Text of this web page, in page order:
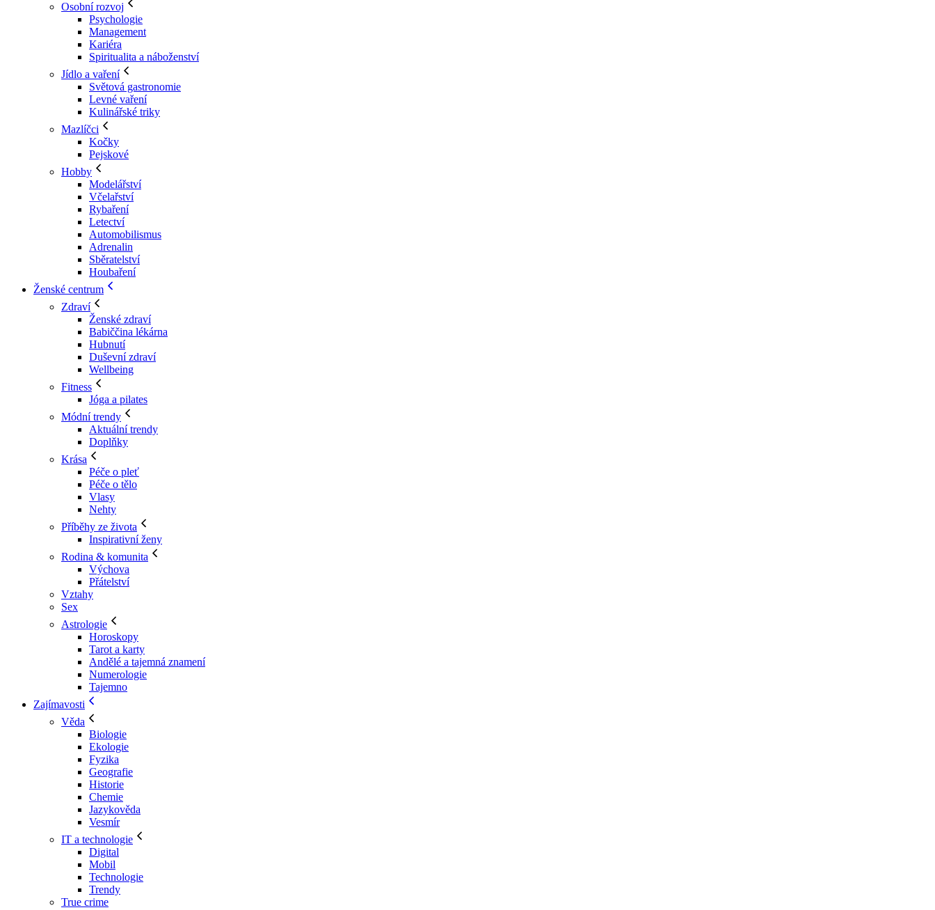
Osobní rozvoj
Psychologie
Management
Kariéra
Spiritualita a náboženství
Jídlo a vaření
Světová gastronomie
Levné vaření
Kulinářské triky
Mazlíčci
Kočky
Pejskové
Hobby
Modelářství
Včelařství
Rybaření
Letectví
Automobilismus
Adrenalin
Sběratelství
Houbaření
Ženské centrum
Zdraví
Ženské zdraví
Babiččina lékárna
Hubnutí
Duševní zdraví
Wellbeing
Fitness
Jóga a pilates
Módní trendy
Aktuální trendy
Doplňky
Krása
Péče o pleť
Péče o tělo
Vlasy
Nehty
Příběhy ze života
Inspirativní ženy
Rodina & komunita
Výchova
Přátelství
Vztahy
Sex
Astrologie
Horoskopy
Tarot a karty
Andělé a tajemná znamení
Numerologie
Tajemno
Zajímavosti
Věda
Biologie
Ekologie
Fyzika
Geografie
Historie
Chemie
Jazykověda
Vesmír
IT a technologie
Digital
Mobil
Technologie
Trendy
True crime